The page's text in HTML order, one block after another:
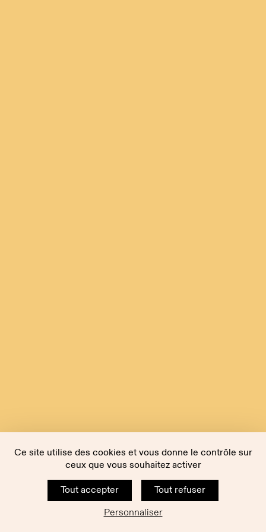
Ce site utilise des cookies et vous donne le contrôle sur
ceux que vous souhaitez activer
Tout accepter
Tout refuser
Personnaliser